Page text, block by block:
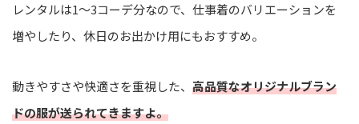
レンタルは1～3コーデ分なので、仕事着のバリエーションを
増やしたり、休日のお出かけ用にもおすすめ。
動きやすさや快適さを重視した、 高品質なオリジナルブラン
ドの服が送られてきますよ。